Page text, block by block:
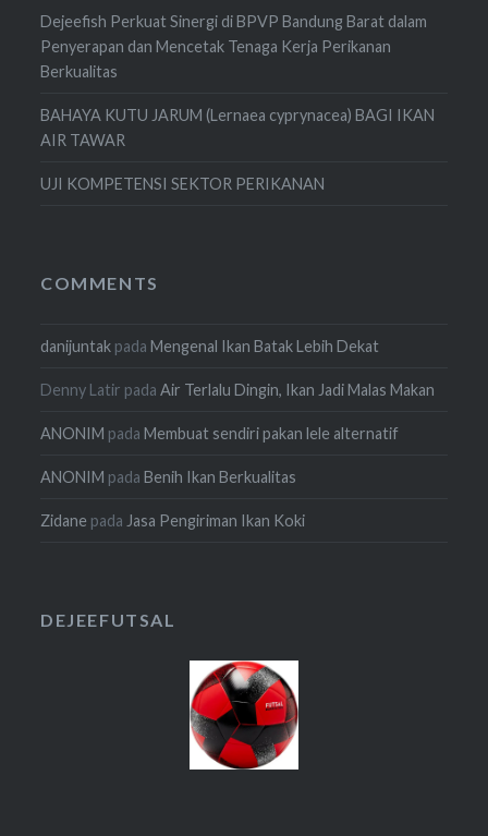
Dejeefish Perkuat Sinergi di BPVP Bandung Barat dalam
Penyerapan dan Mencetak Tenaga Kerja Perikanan
Berkualitas
BAHAYA KUTU JARUM (Lernaea cyprynacea) BAGI IKAN
AIR TAWAR
UJI KOMPETENSI SEKTOR PERIKANAN
COMMENTS
danijuntak padaMengenal Ikan Batak Lebih Dekat
Denny Latir padaAir Terlalu Dingin, Ikan Jadi Malas Makan
ANONIM padaMembuat sendiri pakan lele alternatif
ANONIM padaBenih Ikan Berkualitas
Zidane pada Jasa Pengiriman Ikan Koki
DEJEEFUTSAL